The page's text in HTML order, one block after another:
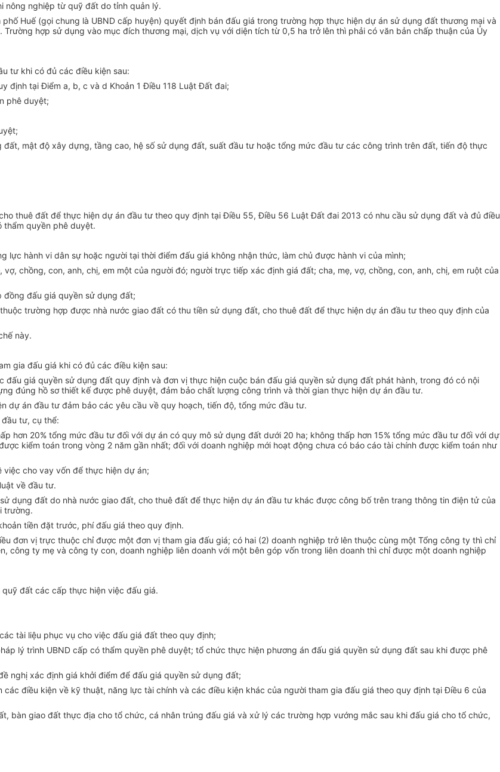
nông nghiệp từ quỹ đất do tỉnh quản lý.
phốHuế (gọi chung là UBND cấp huyện) quyết định bán đấu giá trong trường hợp thực hiện dự án sử dụng đất thương mại và
Trường hợp sử dụng vào mục đích thương mại, dịch vụ với diện tích từ 0,5 ha trở lên thì phải có văn bản chấp thuận của Ủy
tư khi có đủ các điều kiện sau:
định tại Điểm a, b, c và d Khoản 1 Điều 118 Luật Đất đai;
phê duyệt;
mật độ xây dựng, tầng cao, hệ số sử dụng đất, suất đầu tư hoặc tổng mức đầu tư các công trình trên đất, tiến độ thực
thuê đất để thực hiện dự án đầu tư theo quy định tại Điều 55, Điều 56 Luật Đất đai 2013 có nhu cầu sử dụng đất và đủ điều
thẩm quyền phê duyệt.
lực hành vi dân sự hoặc người tại thời điểm đấu giá không nhận thức, làm chủ được hành vi của mình;
chồng, con, anh, chị, em một của người đó; người trực tiếp xác định giá đất; cha, mẹ, vợ, chồng, con, anh, chị, em ruột của
đấu giá quyền sử dụng đất;
trường hợp được nhà nước giao đất có thu tiền sử dụng đất, cho thuê đất để thực hiện dự án đầu tư theo quy định của
này.
gia đấu giá khi có đủ các điều kiện sau:
đấu giá quyền sử dụng đất quy định và đơn vị thực hiện cuộc bán đấu giá quyền sử dụng đất phát hành, trong đó có nội
đúng hồ sơ thiết kế được phê duyệt, đảm bảo chất lượng công trình và thời gian thực hiện dự án đầu tư.
dự án đầu tư đảm bảo các yêu cầu về quy hoạch, tiến độ, tổng mức đầu tư.
tư, cụ thể:
hơn 20% tổng mức đầu tư đối với dự án có quy mô sử dụng đất dưới 20 ha; không thấp hơn 15% tổng mức đầu tư đối với dự
kiểm toán trong vòng 2 năm gần nhất; đối với doanh nghiệp mới hoạt động chưa có báo cáo tài chính được kiểm toán như
cho vay vốn để thực hiện dự án;
về đầu tư.
dụng đất do nhà nước giao đất, cho thuê đất để thực hiện dự án đầu tư khác được công bốtrên trang thông tin điện tử của
trường.
tiền đặt trước, phí đấu giá theo quy định.
đơn vị trực thuộc chỉ được một đơn vị tham gia đấu giá; có hai (2) doanh nghiệp trở lên thuộc cùng một Tổng công ty thì chỉ
công ty mẹ và công ty con, doanh nghiệp liên doanh với một bên góp vốn trong liên doanh thì chỉ được một doanh nghiệp
đất các cấp thực hiện việc đấu giá.
tài liệu phục vụ cho việc đấu giá đất theo quy định;
lý trình UBND cấp có thẩm quyền phê duyệt; tổ chức thực hiện phương án đấu giá quyền sử dụng đất sau khi được phê
nghị xác định giá khởi điểm để đấu giá quyền sử dụng đất;
điều kiện về kỹ thuật, năng lực tài chính và các điều kiện khác của người tham gia đấu giá theo quy định tại Điều 6 của
bàn giao đất thực địa cho tổ chức, cá nhân trúng đấu giá và xử lý các trường hợp vướng mắc sau khi đấu giá cho tổ chức,